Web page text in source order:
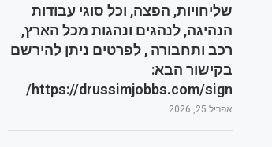
שליחויות, הפצה, וכל סוגי עבודות
הנהיגה, לנהגים ונהגות מכל הארץ,
רכב ותחבורה , לפרטים ניתן להירשם
בקישור הבא:
https://drussimjobbs.com/sign/
אפריל 25, 2026